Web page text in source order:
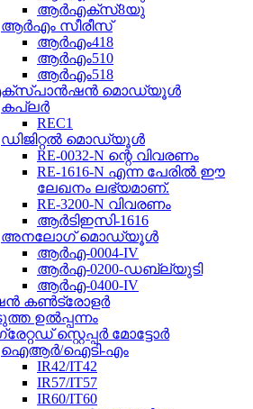
ആർഎക്സ്8യു
ആർ‌എം സീരീസ്
ആർഎം418
ആർഎം510
ആർഎം518
മൊഡ്യൂൾ
കപ്ലർ
REC1
ഡിജിറ്റൽ മൊഡ്യൂൾ
RE-0032-N ന്റെ വിവരണം
RE-1616-N എന്ന പേരിൽ ഈ
ലേഖനം ലഭ്യമാണ്.
RE-3200-N വിവരണം
ആർ‌ടി‌ഇ‌സി-1616
അനലോഗ് മൊഡ്യൂൾ
ആർഎ-0004-IV
ആർഎ-0200-ഡബ്ല്യുടി
ആർഎ-0400-IV
കൺട്രോളർ
ഉൽപ്പന്നം
സ്റ്റെപ്പർ മോട്ടോർ
ഐആർ/ഐടി-എം
IR42/IT42
IR57/IT57
IR60/IT60